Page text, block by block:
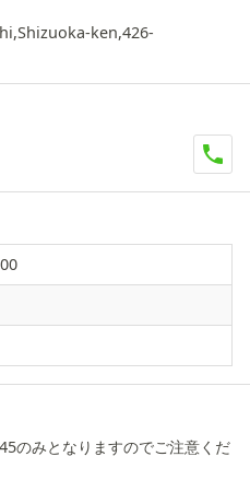
ken,426-
のみとなりますのでご注意くだ